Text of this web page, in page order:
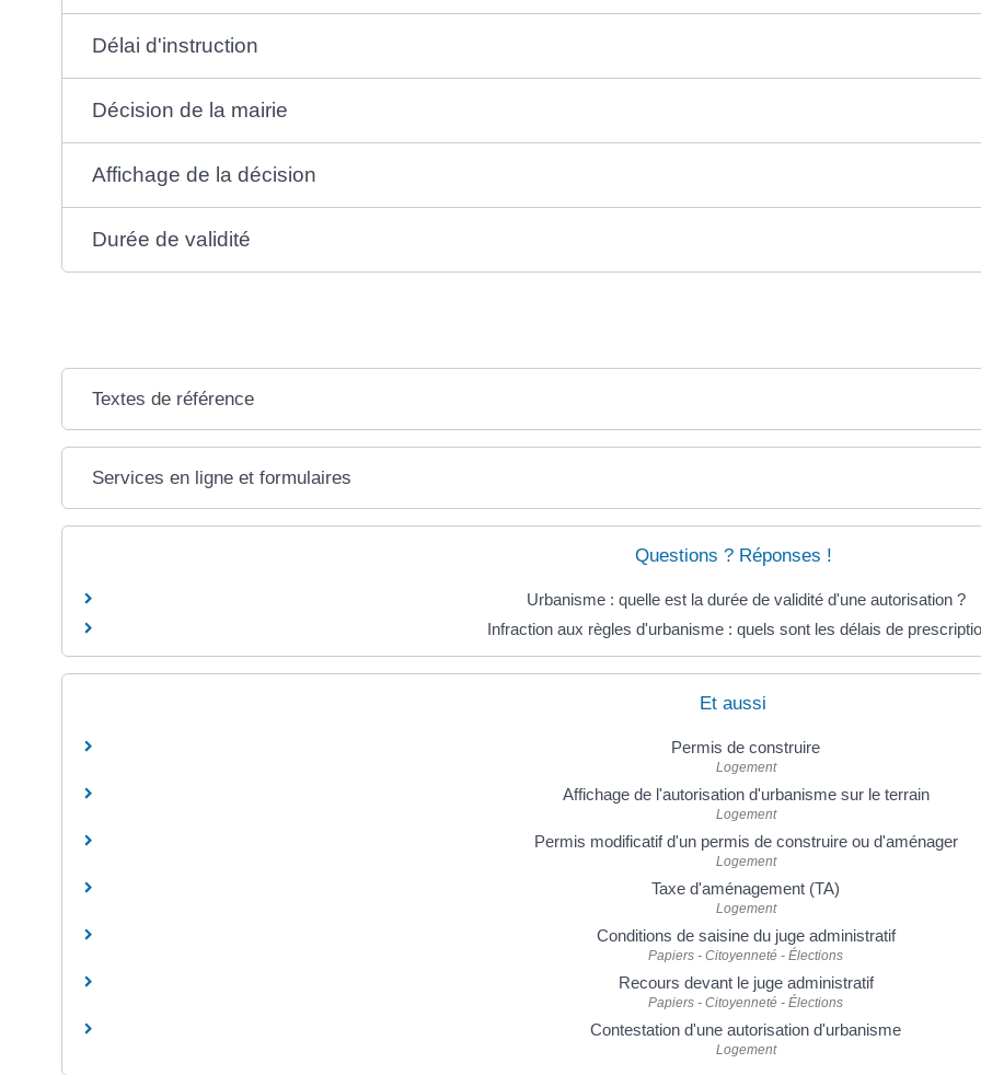
Délai d'instruction
Décision de la mairie
Affichage de la décision
Durée de validité
Textes de référence
Services en ligne et formulaires
Questions ? Réponses !
Urbanisme : quelle est la durée de validité d'une autorisation ?
Infraction aux règles d'urbanisme : quels sont les délais de
Et aussi
Permis de construire
Logement
Affichage de l'autorisation d'urbanisme sur le terrain
Logement
Permis modificatif d'un permis de construire ou d'aménager
Logement
Taxe d'aménagement (TA)
Logement
Conditions de saisine du juge administratif
Papiers - Citoyenneté - Élections
Recours devant le juge administratif
Papiers - Citoyenneté - Élections
Contestation d'une autorisation d'urbanisme
Logement